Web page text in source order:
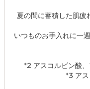
夏の間に蓄積した肌疲
いつものお手入れに一
*2 アスコルビン酸
*3 ア